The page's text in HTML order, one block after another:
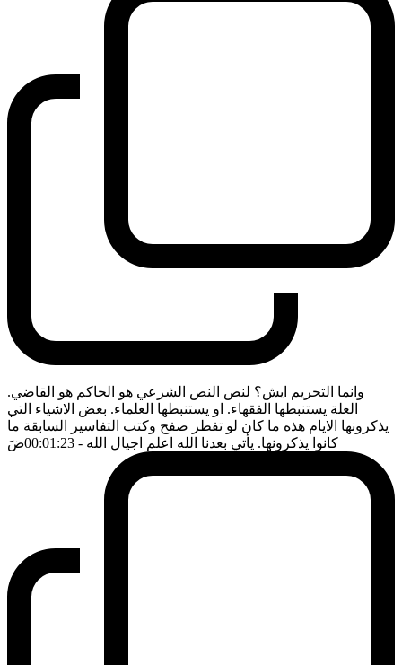
وانما التحريم ايش؟ لنص النص الشرعي هو الحاكم هو القاضي.
العلة يستنبطها الفقهاء. او يستنبطها العلماء. بعض الاشياء التي
يذكرونها الايام هذه ما كان لو تفطر صفح وكتب التفاسير السابقة ما
كانوا يذكرونها. يأتي بعدنا الله اعلم اجيال الله - 00:01:23 ضَ